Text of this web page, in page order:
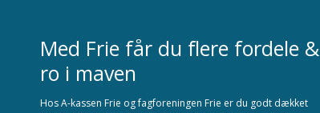
Med Frie får du flere fordele &
ro i maven
Hos A-kassen Frie og fagforeningen Frie er du godt dækket